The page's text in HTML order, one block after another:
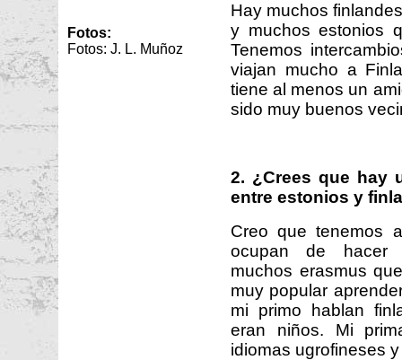
Fotos:
Fotos: J. L. Muñoz
Hay muchos
y muchos estonios
Tenemos
viajan mucho a
tiene al menos un
sido muy buenos
2. ¿Crees que hay
entre estonios y
Creo que tenemos
ocupan de hacer
muchos erasmus
muy popular
mi primo hablan
eran niños. Mi
idiomas ugrofineses